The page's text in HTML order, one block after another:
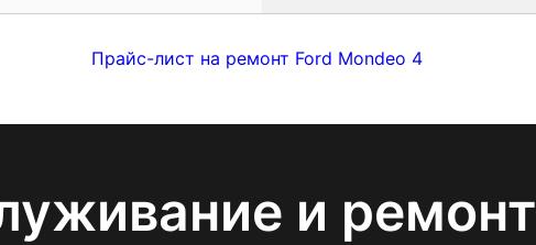
Прайс-лист на ремонт Ford Mondeo 4
и ремонт